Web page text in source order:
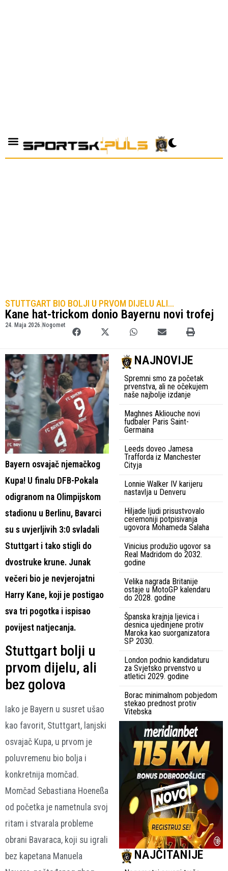
STUTTGART BIO BOLJI U PRVOM DIJELU ALI…
Kane hat-trickom donio Bayernu novi trofej
24. Maja 2026. Nogomet
Bayern osvajač njemačkog
Kupa! U finalu DFB-Pokala
odigranom na Olimpijskom
stadionu u Berlinu, Bavarci
su s uvjerljivih 3:0 svladali
Stuttgart i tako stigli do
dvostruke krune. Junak
večeri bio je nevjerojatni
Harry Kane, koji je postigao
sva tri pogotka i ispisao
povijest natjecanja.
Stuttgart bolji u
prvom dijelu, ali
bez golova
Iako je Bayern u susret ušao
kao favorit, Stuttgart, lanjski
osvajač Kupa, u prvom je
poluvremenu bio bolja i
konkretnija momčad.
Momčad Sebastiana Hoeneßa
od početka je nametnula svoj
ritam i stvarala probleme
obrani Bavaraca, koji su igrali
bez kapetana Manuela
NAJNOVIJE
Spremni smo za početak
prvenstva, ali ne očekujem
naše najbolje izdanje
Maghnes Akliouche novi
fudbaler Paris Saint-
Germaina
Leeds doveo Jamesa
Trafforda iz Manchester
Cityja
Lonnie Walker IV karijeru
nastavlja u Denveru
Hiljade ljudi prisustvovalo
ceremoniji potpisivanja
ugovora Mohameda Salaha
Vinicius produžio ugovor sa
Real Madridom do 2032.
godine
Velika nagrada Britanije
ostaje u MotoGP kalendaru
do 2028. godine
Španska krajnja ljevica i
desnica ujedinjene protiv
Maroka kao suorganizatora
SP 2030.
London podnio kandidaturu
za Svjetsko prvenstvo u
atletici 2029. godine
Borac minimalnom pobjedom
stekao prednost protiv
Vitebska
NAJČITANIJE